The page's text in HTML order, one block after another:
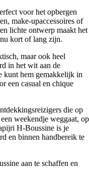
voor het opbergen
make-upaccessoires of
lichte ontwerp maakt het
kort of lang zijn.
maar ook heel
in het wit aan de
kunt hem gemakkelijk in
een casual en chique
die op
weekendje weggaat, op
H-Boussine is je
en binnen handbereik te
aan te schaffen en